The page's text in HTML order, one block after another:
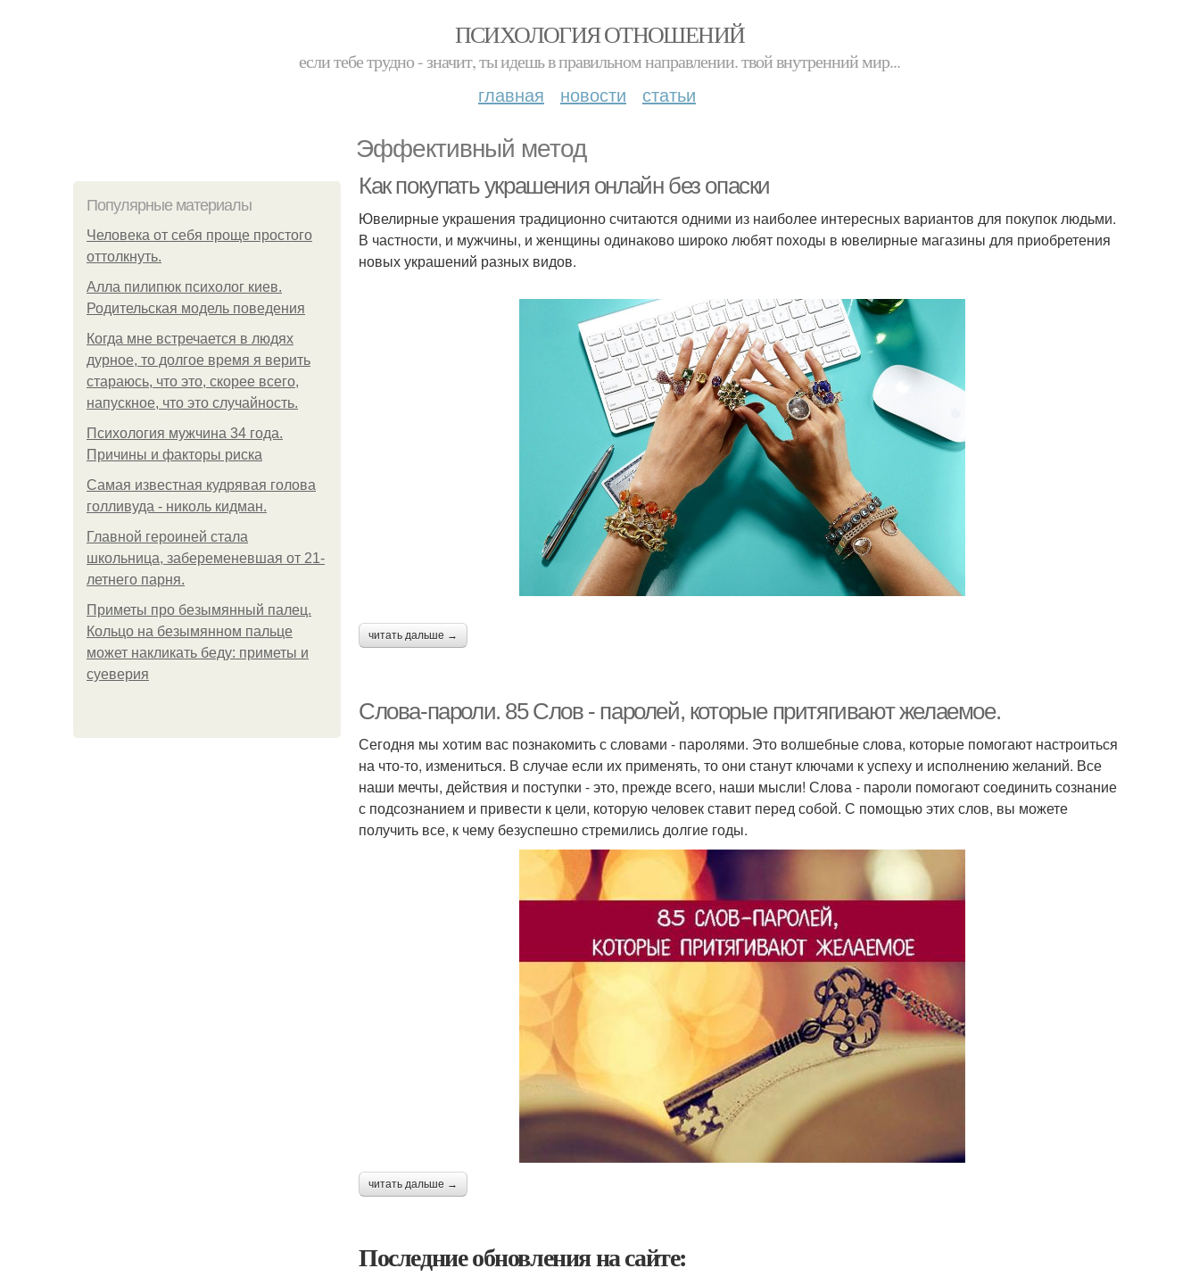
ПСИХОЛОГИЯ ОТНОШЕНИЙ
если тебе трудно - значит, ты идешь в правильном направлении. твой внутренний мир...
главная новости статьи
Эффективный метод
Популярные материалы
Человека от себя проще простого
оттолкнуть.
Алла пилипюк психолог киев.
Родительская модель поведения
Когда мне встречается в людях
дурное, то долгое время я верить
стараюсь, что это, скорее всего,
напускное, что это случайность.
Психология мужчина 34 года.
Причины и факторы риска
Самая известная кудрявая голова
голливуда - николь кидман.
Главной героиней стала
школьница, забеременевшая от 21-
летнего парня.
Приметы про безымянный палец.
Кольцо на безымянном пальце
может накликать беду: приметы и
суеверия
Как покупать украшения онлайн без опаски
Ювелирные украшения традиционно считаются одними из наиболее интересных вариантов для покупок людьми.
В частности, и мужчины, и женщины одинаково широко любят походы в ювелирные магазины для приобретения
новых украшений разных видов.
читать дальше →
Слова-пароли. 85 Слов - паролей, которые притягивают желаемое.
Сегодня мы хотим вас познакомить с словами - паролями. Это волшебные слова, которые помогают настроиться
на что-то, измениться. В случае если их применять, то они станут ключами к успеху и исполнению желаний. Все
наши мечты, действия и поступки - это, прежде всего, наши мысли! Слова - пароли помогают соединить сознание
с подсознанием и привести к цели, которую человек ставит перед собой. С помощью этих слов, вы можете
получить все, к чему безуспешно стремились долгие годы.
читать дальше →
Последние обновления на сайте: